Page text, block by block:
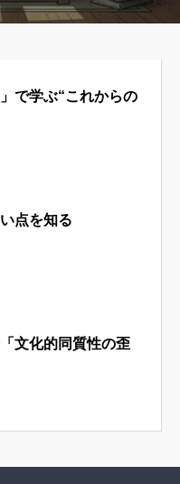
で学ぶ“これからの
点を知る
文化的同質性の歪
ご利用規約